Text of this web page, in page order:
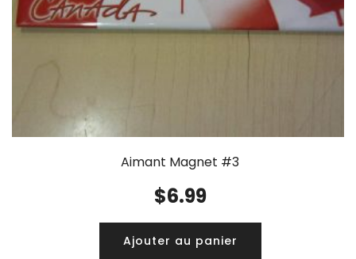
Aimant Magnet #3
$6.99
Ajouter au panier